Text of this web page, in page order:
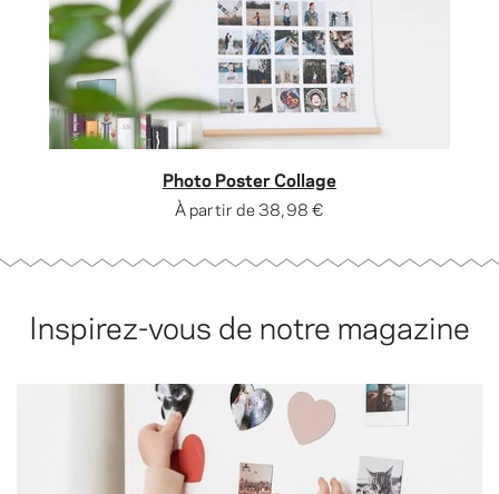
Photo Poster Collage
À partir de38,98 €
Inspirez-vous de notre magazine